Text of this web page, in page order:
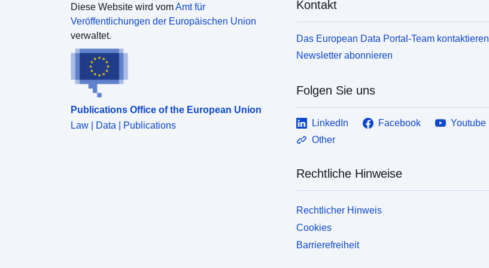
Diese Website wird vomAmt für
Veröffentlichungen der Europäischen Union
verwaltet.
Publications Office of the European Union
Law | Data | Publications
Kontakt
Das European Data Portal-Team kontaktieren
Newsletter abonnieren
Folgen Sie uns
LinkedIn Facebook
Youtube
Other
Rechtliche Hinweise
Rechtlicher Hinweis
Cookies
Barrierefreiheit